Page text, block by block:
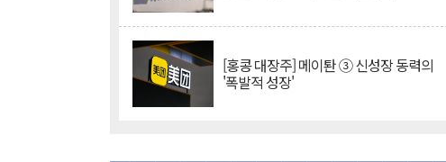
[홍콩 대장주] 메이퇀 ③ 신성장 동력의
'폭발적 성장'